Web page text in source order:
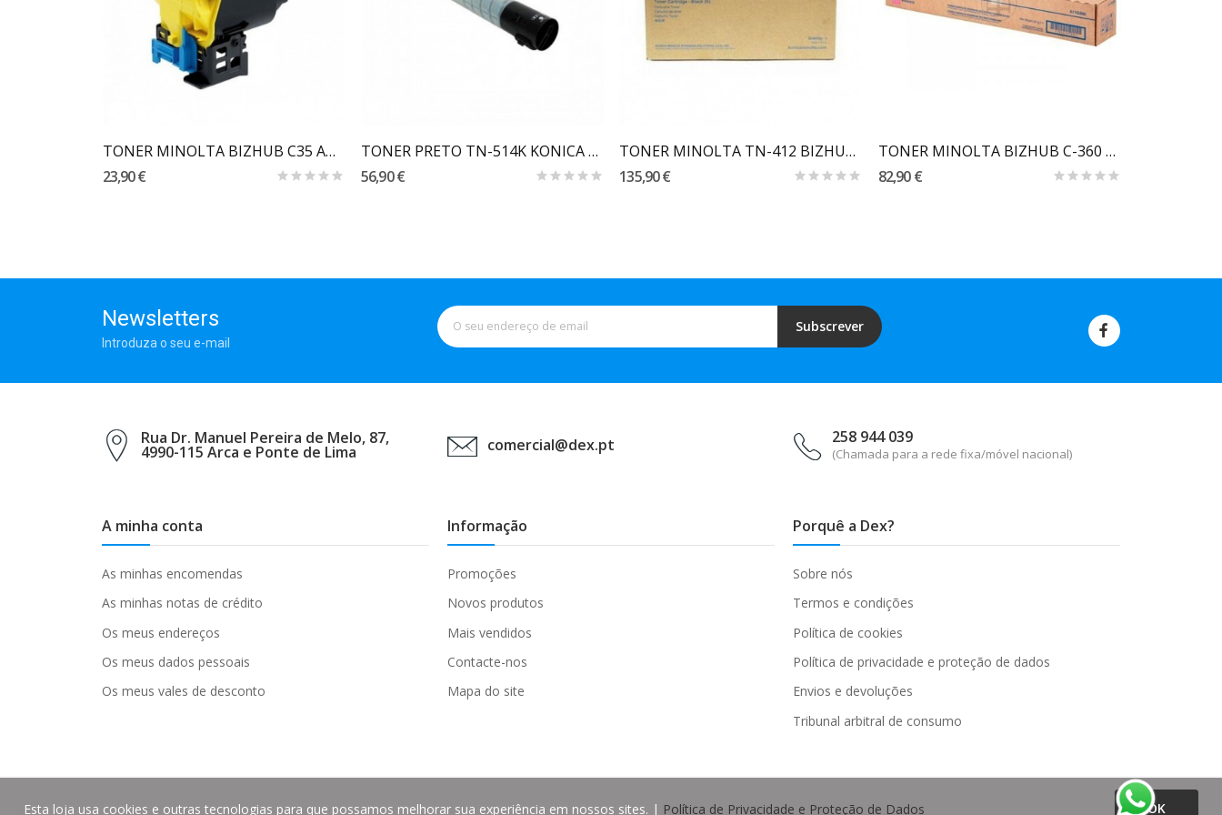
TONER MINOLTA BIZHUB C35 AMARELO ORIGINAL
23,90 €
TONER PRETO TN-514K KONICA MINOLTA BIZHUB C458...
56,90 €
TONER MINOLTA TN-412 BIZHUB 40P
135,90 €
TONER MINOLTA BIZHUB C-360 MAGENTA TN319M ORIGINAL
82,90 €
Newsletters
Introduza o seu e-mail
Subscrever
Rua Dr. Manuel Pereira de Melo, 87,
4990-115 Arca e Ponte de Lima comercial@dex.pt 258 944 039
(Chamada para a rede fixa/móvel nacional)
A minha conta
As minhas encomendas
As minhas notas de crédito
Os meus endereços
Os meus dados pessoais
Os meus vales de desconto
Informação
Promoções
Novos produtos
Mais vendidos
Contacte-nos
Mapa do site
Porquê a Dex?
Sobre nós
Termos e condições
Política de cookies
Política de privacidade e proteção de dados
Envios e devoluções
Tribunal arbitral de consumo
Esta loja usa cookies e outras tecnologias para que possamos melhorar sua experiência em nossos sites. | Política de Privacidade e Proteção de Dados OK